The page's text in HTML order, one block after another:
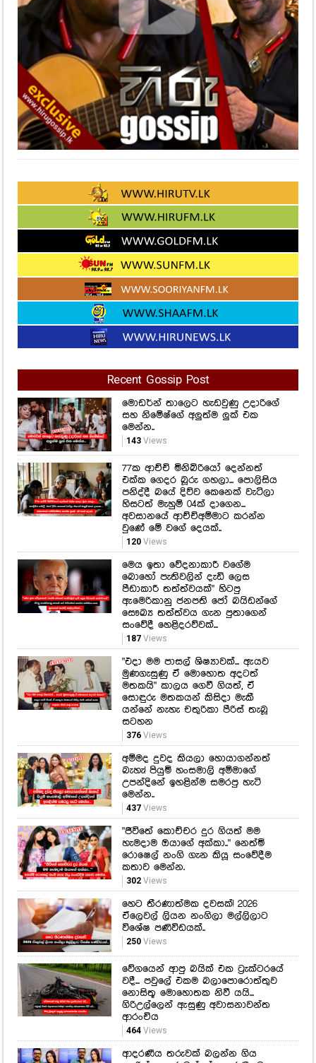
Recent Gossip Post
මොඩර්න් තාලෙට හැඩවුණු උදාරිගේ
සහ නිමේෂ්ගේ අලුත්ම ලුක් එක
මෙන්න..
77ක ආච්චි මිනිබිරියෝ දෙන්නත්
එක්ක ගෙදර බූරු ගහලා... පොලිසිය
පනිද්දී බයේ දිව්ව කෙනෙක් වැටිලා
හිසටත් මැහුම් 04ක් දාගෙන...
අවසානයේ ආච්චිඅම්මාට කරන්න
වුණේ මේ වගේ දෙයක්..
Views
මෙය ඉතා වේදනාකාරී වගේම
බොහෝ පැතිවලින් දැඩි ලෙස
පීඩාකාරී තත්ත්වයක්" හිටපු
ඇමෙරිකානු ජනපති ජෝ බයිඩන්ගේ
සෞඛ්‍ය තත්ත්වය ගැන පුතාගෙන්
සංවේදී හෙළිදරව්වක්...
187
"එදා මම පාසල් ශිෂ්‍යාවක්... ඇයව
මුණගැසුණු ඒ මොහොත අදටත්
මතකයි" කාලය ගෙවී ගියත්, ඒ
සොඳුරු මතකයන් කිසිදා මැකී
යන්නේ නැහැ චතුරිකා පීරිස් තැබූ
සටහන
376 Views
අම්මද දුවද කියලා හොයාගන්නත්
බැහැ! පියුමි හංසමාලි අම්මාගේ
උපන්දිනේ ඉහළින්ම සමරපු හැටි
මෙන්න..
"ජීවිතේ කොච්චර දුර ගියත් මම
හැමදාම ඔයාගේ අක්කා.." නෙත්මි
රොෂෙල් නංගි ගැන කියූ සංවේදීම
කතාව මෙන්න.
හෙට තීරණාත්මක දවසක්! 2026
ඒලෙවල් ලියන නංගිලා මල්ලිලාට
විශේෂ පණිවිඩයක්..
Views
වේගයෙන් ආපු බයික් එක ට්‍රැක්ටරයේ
වදී... පවුලේ එකම බලාපොරොත්තුව
නොසිතූ මොහොතක නිවී යයි...
ගිරිඋල්ලෙන් ඇසුණු අවාසනාවන්ත
ආරංචිය
ආදරණීය තරුවක් බලන්න ගිය
ශෙරිල් සහ රුවන්ගේ ආදරණීයම
පෙනුම මෙන්න!
308Views
"අපේ පවුලට එන පුංචි කුමාරිය.."
තාත්තා කෙනෙක් වෙන්න යන දිමුත්